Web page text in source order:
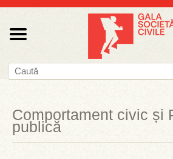
Comportament civic și
publică